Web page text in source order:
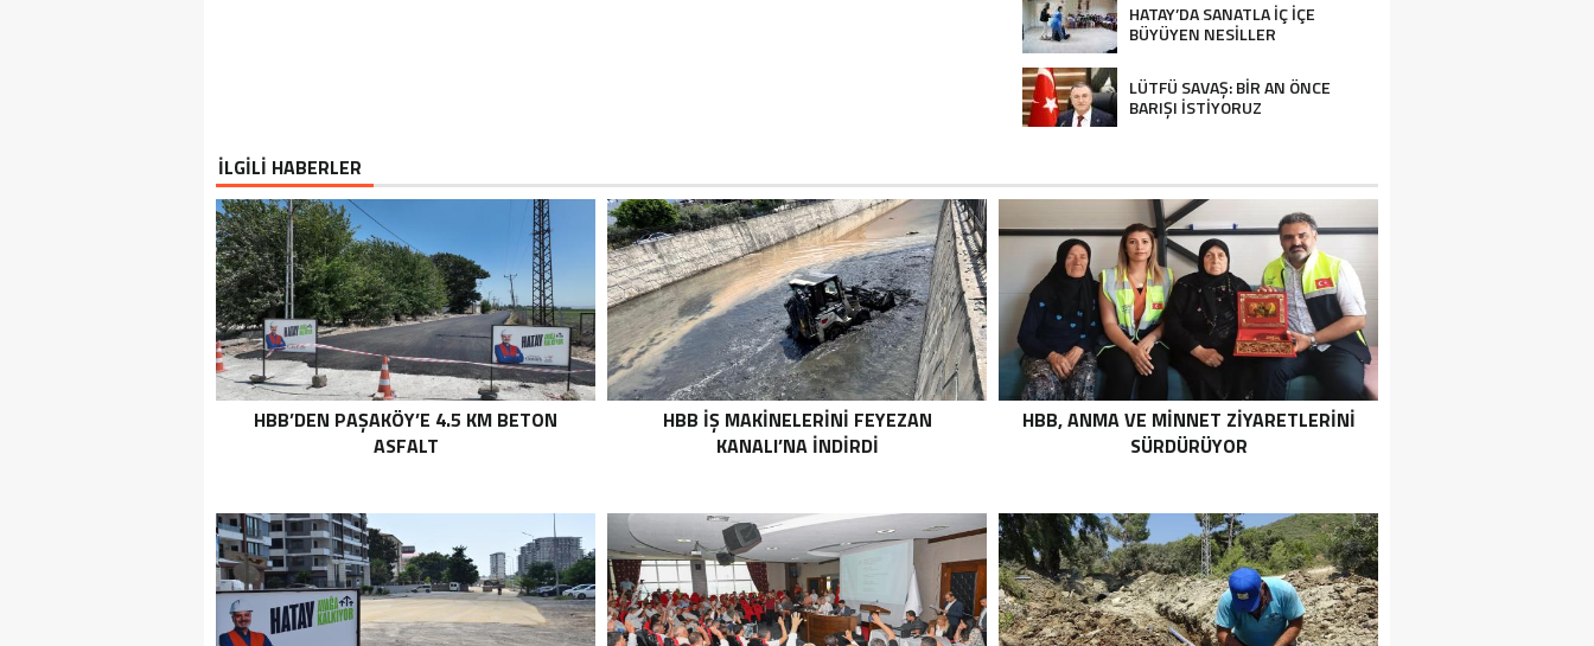
HATAY’DA SANATLA İÇ İÇE
BÜYÜYEN NESİLLER
LÜTFÜ SAVAŞ: BİR AN ÖNCE
BARIŞI İSTİYORUZ
İLGİLİ HABERLER
HBB’DEN PAŞAKÖY’E 4.5 KM BETON
ASFALT
HBB İŞ MAKİNELERİNİ FEYEZAN
KANALI’NA İNDİRDİ
HBB, ANMA VE MİNNET ZİYARETLERİNİ
SÜRDÜRÜYOR